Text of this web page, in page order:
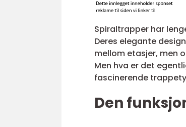
Spiraltrapper har
Deres elegante
mellom etasjer, men
Men hva er det
fascinerende
Den